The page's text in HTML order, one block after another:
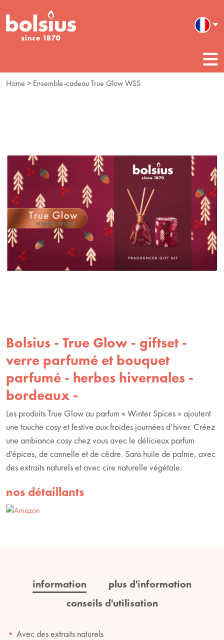
Home > Ensemble-cadeau True Glow WSS
Bolsius - True Glow - giftset -
verre parfumé et bouquet
parfumé - herbes hivernales -
bordeaux -
Les produits True Glow au parfum « Winter Spices » ajoutent
une touche cosy et festive aux froides journées d’hiver. Créez
une ambiance cosy chez vous avec le délicieux parfum
d'épices, de cannelle et de cèdre. Sans huile de palme, avec
des extraits naturels et avec cire naturelle végétale.
nos détaillants
information
plus d'information
conseils d'utilisation
Avec des extraits naturels